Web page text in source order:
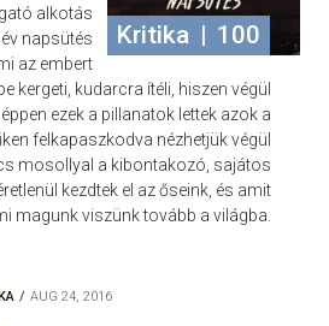
Kritika 100
alkotás
napsütés
az embert
kergeti, kudarcra ítéli, hiszen végül
ezek a pillanatok lettek azok a
felkapaszkodva nézhetjük végül
mosollyal a kibontakozó, sajátos
kezdtek el az őseink, és amit
magunk viszünk tovább a világba.
AUG 24, 2016